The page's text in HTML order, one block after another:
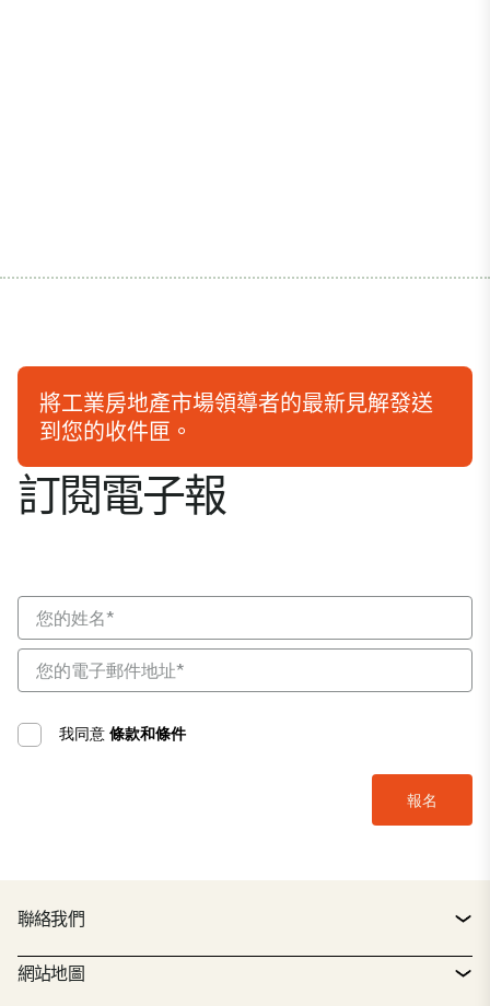
訂閱電子報
我同意 條款和條件
將工業房地產市場領導者的最新見解發送
到您的收件匣。
聯絡我們
聯絡方式
網站地圖